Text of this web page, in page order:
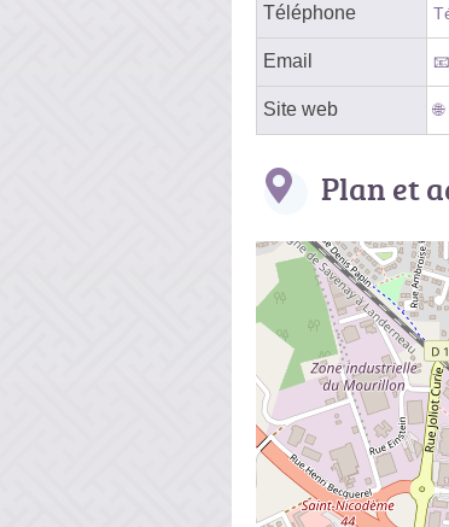
Téléphone
Email
Site web
Plan et